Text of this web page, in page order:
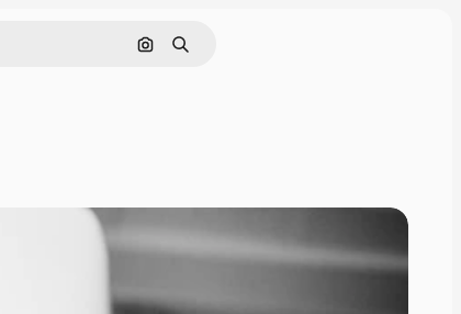
Nach Bild suchen
Suchen